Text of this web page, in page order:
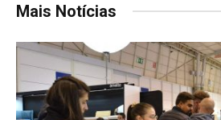
Mais Notícias